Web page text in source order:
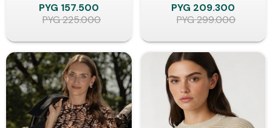
PYG 157.500
PYG225.000
PYG 209.300
PYG299.000